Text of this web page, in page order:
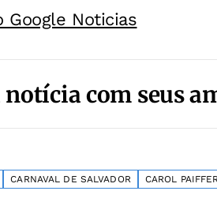
Google Noticias
com seus
CARNAVAL DE SALVADOR CAROL